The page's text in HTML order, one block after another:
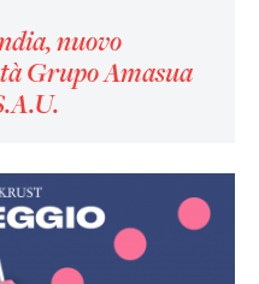
nuovo
Grupo Amasua